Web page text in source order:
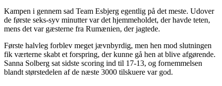
Kampen i gennem sad Team Esbjerg egentlig på det meste. Udover
de første seks-syv minutter var det hjemmeholdet, der havde teten,
mens det var gæsterne fra Rumænien, der jagtede.
Første halvleg forblev meget jævnbyrdig, men hen mod slutningen
fik værterne skabt et forspring, der kunne gå hen at blive afgørende.
Sanna Solberg sat sidste scoring ind til 17-13, og fornemmelsen
blandt størstedelen af de næste 3000 tilskuere var god.